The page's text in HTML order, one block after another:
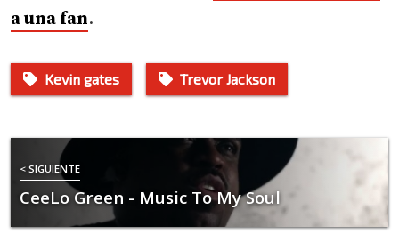
a una fan.
Kevin gates Trevor Jackson
< SIGUIENTE
CeeLo Green - Music To My Soul